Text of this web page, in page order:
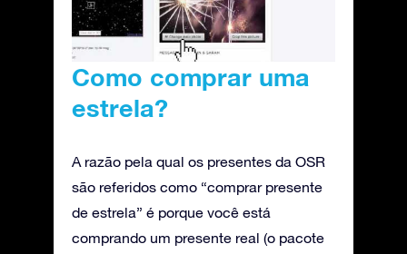
Como comprar uma
estrela?
A razão pela qual os presentes da OSR
são referidos como “comprar presente
de estrela” é porque você está
comprando um presente real (o pacote